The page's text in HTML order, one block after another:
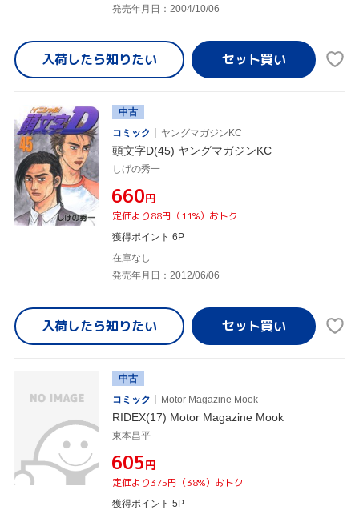
発売年月日：2004/10/06
入荷したら知りたい
中古
コミック
ヤングマガジンKC
頭文字D(45) ヤングマガジンKC
しげの秀一
¥660円
定価より88円（11%）おトク
獲得ポイント 6P
在庫なし
発売年月日：2012/06/06
入荷したら知りたい
中古
コミック
Motor Magazine Mook
RIDEX(17) Motor Magazine Mook
東本昌平
¥605円
定価より375円（38%）おトク
獲得ポイント 5P